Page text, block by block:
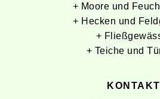
+ Moore und
+ Hecken und
+
+ Teiche und
KONTAKT